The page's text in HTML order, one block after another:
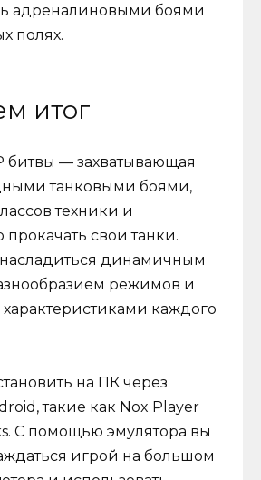
адреналиновыми боями
полях.
итог
битвы — захватывающая
танковыми боями,
техники и
свои танки.
динамичным
режимов и
каждого
на ПК через
такие как Nox Player
С помощью эмулятора вы
игрой на большом